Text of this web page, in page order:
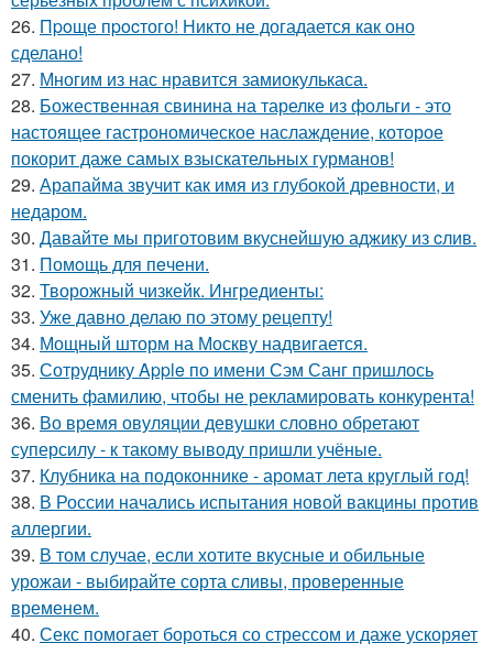
26. Пpoще пpocтого! Никто не догадается как оно
сделано!
27. Многим из нас нравится замиокулькаса.
28. Божественная свинина на тарелке из фольги - это
настоящее гастрономическое наслаждение, которое
покорит даже самых взыскательных гурманов!
29. Арапайма звучит как имя из глубокой древности, и
недаром.
30. Давайте мы приготовим вкуснейшую аджику из cлив.
31. Помoщь для пeчени.
32. Творожный чизкейк. Ингредиенты:
33. Уже давно делаю по этому рецепту!
34. Мощный шторм на Москву надвигается.
35. Сотруднику Apple по имени Сэм Санг пришлось
сменить фамилию, чтобы не рекламировать конкурента!
36. Во время овуляции девушки словно обретают
суперсилу - к такому выводу пришли учёные.
37. Клубника на подоконнике - аромат лета круглый год!
38. В России начались испытания новой вакцины против
аллергии.
39. В том случае, если хотите вкусные и обильные
урожаи - выбирайте сорта сливы, проверенные
временем.
40. Секс помогает бороться со стрессом и даже ускоряет